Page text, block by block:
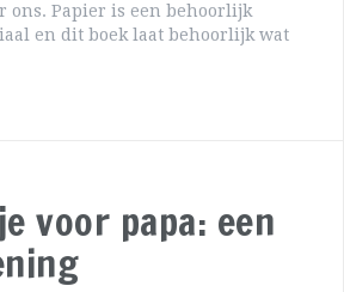
ons. Papier is een behoorlijk
en dit boek laat behoorlijk wat
voor papa: een